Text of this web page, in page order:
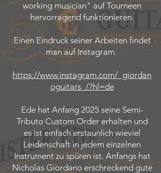
working musician" auf Tourneen
hervorragend funktionieren.
Einen Eindruck seiner Arbeiten findet
man auf Instagram.
https://www.instagram.com/_giordan
oguitars_/?hl=de
Ede hat Anfang 2025 seine Semi-
Tributo Custom Order erhalten und
es ist einfach erstaunlich wieviel
Leidenschaft in jedem einzelnen
Instrument zu spüren ist. Anfangs hat
Nicholas Giordano erschreckend gute